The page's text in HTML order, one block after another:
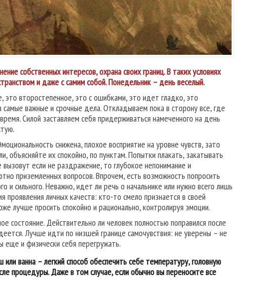
собственных интересов, охрана своих границ. В таких условиях
и даже с самим собой. Понедельник – день веселый.
это второстепенное, это с ошибками, это идет гладко, это
важные и срочные дела. Откладываем пока в сторону все, где
Силой заставляем себя придерживаться намеченного на день
снижена, плохое восприятие на уровне чувств, зато
их спокойно, по пунктам. Попытки плакать, закатывать
если не раздражение, то глубокое непонимание и
приземленных вопросов. Впрочем, есть возможность попросить
и сильного. Неважно, идет ли речь о начальнике или нужно всего лишь
личных качеств: кто-то смело признается в своей
лучше просить спокойно и рационально, контролируя эмоции.
состояние. Действительно ли человек полностью поправился после
Лучше идти по низшей границе самочувствия: не уверены – не
еще и физически себя перегружать.
ванна – легкий способ обеспечить себе температуру, головную
процедуры. Даже в том случае, если обычно вы переносите все